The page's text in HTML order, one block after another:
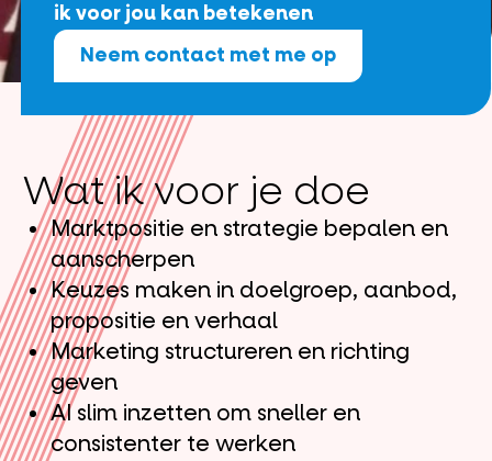
ik voor jou kan betekenen
Neem contact met me op
Wat ik voor je doe
Marktpositie en strategie bepalen en
aanscherpen
Keuzes maken in doelgroep, aanbod,
propositie en verhaal
Marketing structureren en richting
geven
AI slim inzetten om sneller en
consistenter te werken